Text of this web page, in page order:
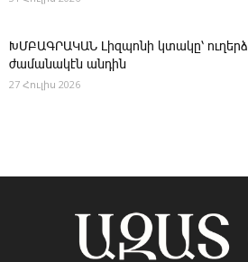
ԽՄԲԱԳՐԱԿԱՆ ­Լիզպոնի կտակը՝ ուղերձ
ժամանակէն անդին
27 Հուլիս 2026